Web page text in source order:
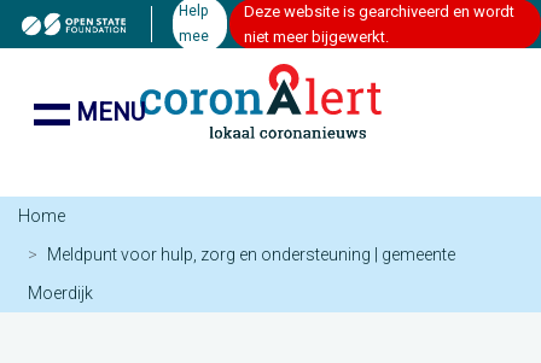
Help
mee
Deze website is gearchiveerd en wordt
niet meer bijgewerkt.
MENU
Home
Meldpunt voor hulp, zorg en ondersteuning | gemeente
Moerdijk